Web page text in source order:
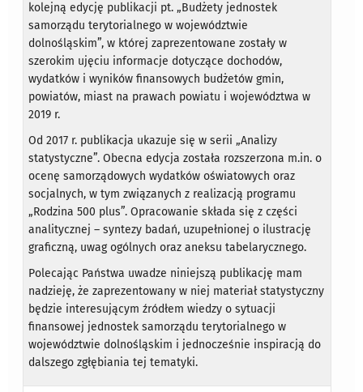
kolejną edycję publikacji pt. „Budżety jednostek
samorządu terytorialnego w województwie
dolnośląskim”, w której zaprezentowane zostały w
szerokim ujęciu informacje dotyczące dochodów,
wydatków i wyników finansowych budżetów gmin,
powiatów, miast na prawach powiatu i województwa w
2019 r.
Od 2017 r. publikacja ukazuje się w serii „Analizy
statystyczne”. Obecna edycja została rozszerzona m.in. o
ocenę samorządowych wydatków oświatowych oraz
socjalnych, w tym związanych z realizacją programu
„Rodzina 500 plus”. Opracowanie składa się z części
analitycznej – syntezy badań, uzupełnionej o ilustrację
graficzną, uwag ogólnych oraz aneksu tabelarycznego.
Polecając Państwa uwadze niniejszą publikację mam
nadzieję, że zaprezentowany w niej materiał statystyczny
będzie interesującym źródłem wiedzy o sytuacji
finansowej jednostek samorządu terytorialnego w
województwie dolnośląskim i jednocześnie inspiracją do
dalszego zgłębiania tej tematyki.